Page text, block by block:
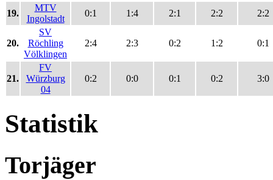
19.
MTV
Ingolstadt
0:1 1:4 2:1 2:2 2:2
20.
SV
Röchling
Völklingen
2:4 2:3 0:2 1:2 0:1
21.
FV
Würzburg
04
0:2 0:0 0:1 0:2 3:0
Statistik
Torjäger